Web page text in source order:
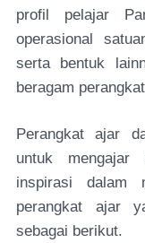
profil pelajar
operasional
serta bentuk
beragam
Perangkat ajar
untuk mengajar
inspirasi dalam
perangkat ajar
sebagai berikut.